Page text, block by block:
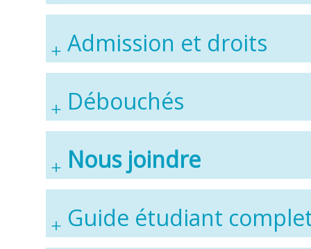
Admission et droits
Débouchés
Nous joindre
Guide étudiant